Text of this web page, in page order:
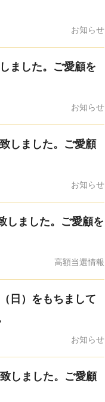
お知らせ
ました。ご愛顧を
お知らせ
しました。ご愛顧
お知らせ
しました。ご愛顧を
高額当選情報
日）をもちまして
お知らせ
しました。ご愛顧